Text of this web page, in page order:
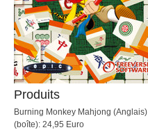
Produits
Burning Monkey Mahjong (Anglais)
(boîte): 24,95 Euro